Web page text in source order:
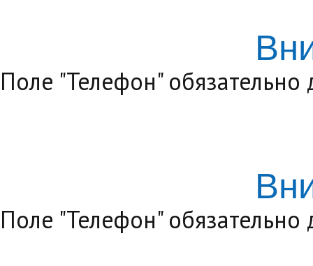
Поле "Телефон" обязательно
Поле "Телефон" обязательно